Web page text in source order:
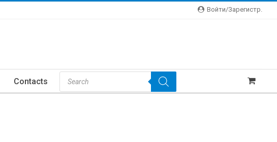
Войти/зарегистр.
Contacts
Products
Search